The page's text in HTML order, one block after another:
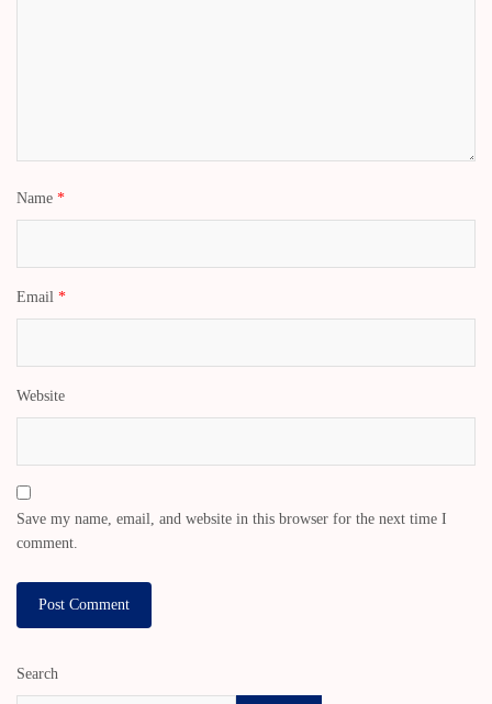
Name *
Email *
Website
Save my name, email, and website in this browser for the next time I
comment.
Search